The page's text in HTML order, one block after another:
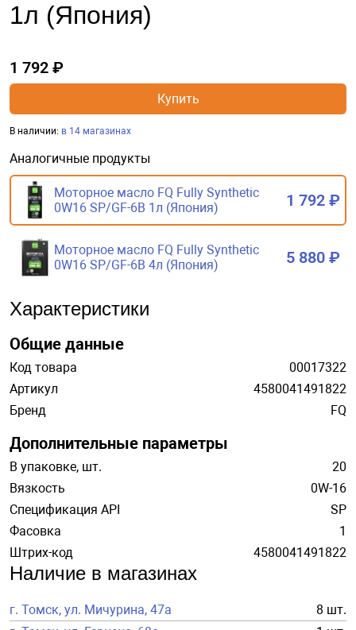
1л (Япония)
1 792 ₽
Купить
В наличии: в 14 магазинах
Аналогичные продукты
Моторное масло FQ Fully Synthetic
0W16 SP/GF-6B 1л (Япония)
1 792 ₽
Моторное масло FQ Fully Synthetic
0W16 SP/GF-6B 4л (Япония)
5 880 ₽
Характеристики
Общие данные
Код товара
00017322
Артикул
4580041491822
Бренд
FQ
Дополнительные параметры
В упаковке, шт.
20
Вязкость
0W-16
Спецификация API
SP
Фасовка
1
Штрих-код
4580041491822
Наличие в магазинах
г. Томск, ул. Мичурина, 47а
8 шт.